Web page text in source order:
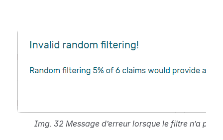
Img. 32 Message d’erreur lorsque le filtre n’a pas